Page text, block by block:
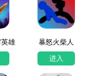
雄
暴怒火柴人
进入